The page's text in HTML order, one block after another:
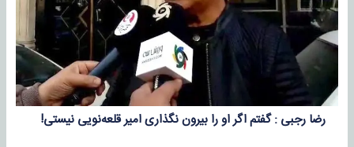
رضا رجبی : گفتم اگر او را بیرون نگذاری امیر قلعه‌نویی نیستی!